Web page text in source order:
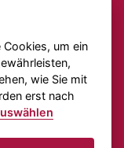
Verkehr
um ein
wie Sie mit
erst nach